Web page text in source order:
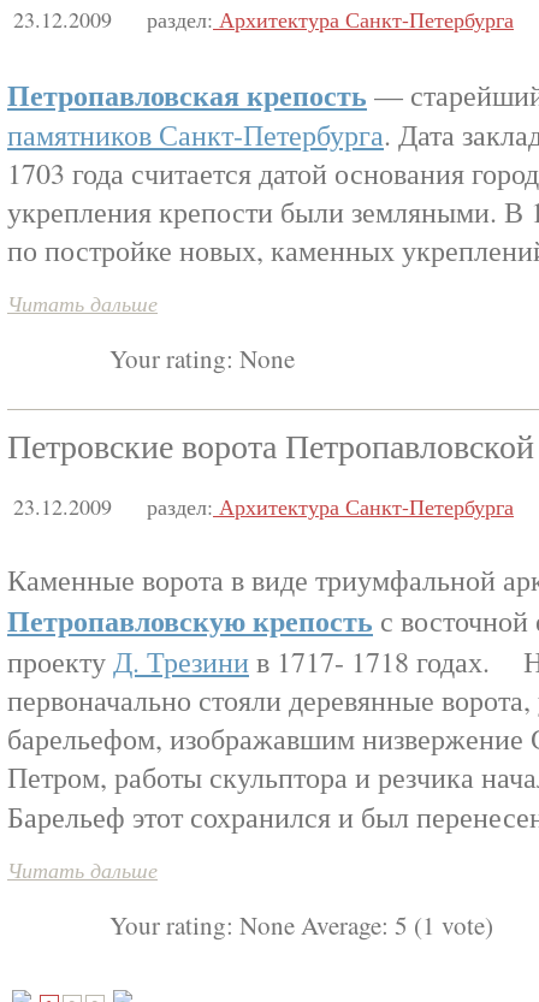
23.12.2009 раздел: Архитектура Санкт-Петербурга
Петропавловская крепость —
памятников Санкт-Петербурга. Дата
1703 года считается датой основания
укрепления крепости были земляными. В
по постройке новых, каменных
Читать дальше
Your rating: None
Петровские ворота
23.12.2009 раздел: Архитектура Санкт-Петербурга
Каменные ворота в виде триумфальной
Петропавловскую крепость с
проектуД. Трезинив 1717- 1718 годах.
первоначально стояли деревянные
барельефом, изображавшим низвержение
Петром, работы скульптора и резчика
Барельеф этот сохранился и был
Читать дальше
Your rating: NoneAverage: 5 (1 vote)